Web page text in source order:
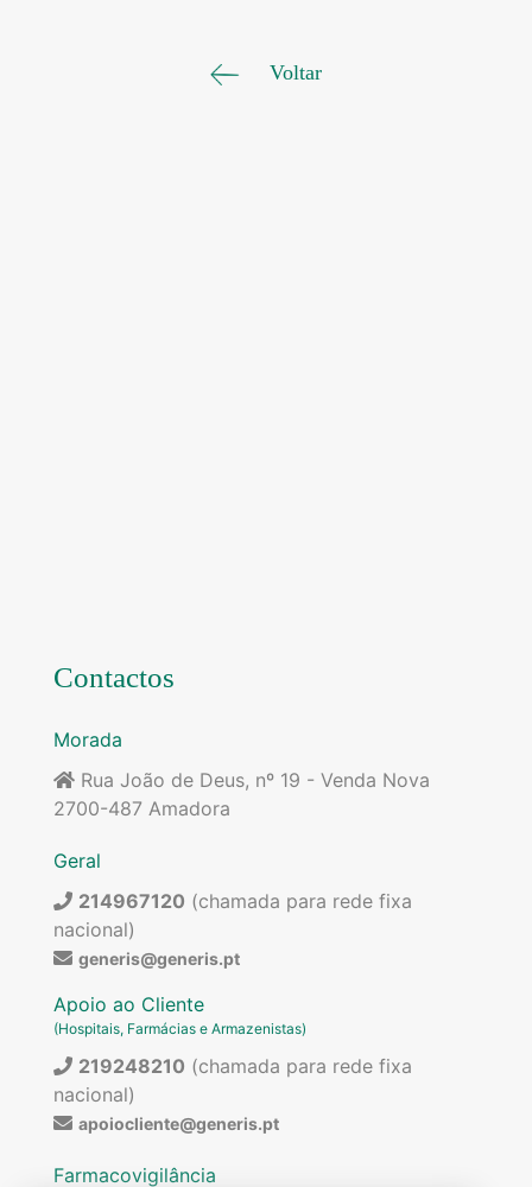
Voltar
Contactos
Morada
Rua João de Deus, nº 19 - Venda Nova
2700-487 Amadora
Geral
214967120 (chamada para rede fixa
nacional)
generis@generis.pt
Apoio ao Cliente
(Hospitais, Farmácias e Armazenistas)
219248210 (chamada para rede fixa
nacional)
apoiocliente@generis.pt
Farmacovigilância